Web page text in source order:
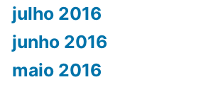
julho 2016
junho 2016
maio 2016